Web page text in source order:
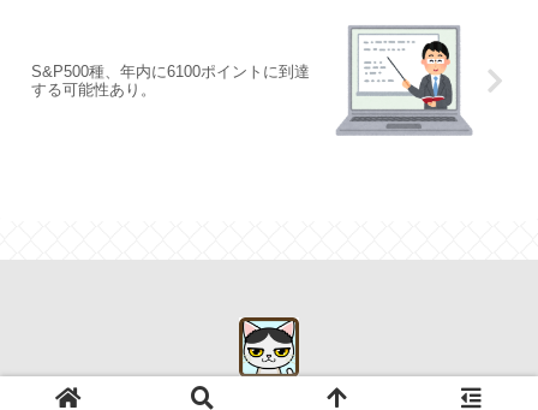
S&P500種、年内に6100ポイントに到達
する可能性あり。
© 2019 初心者が始めるアメリカ株式投資.